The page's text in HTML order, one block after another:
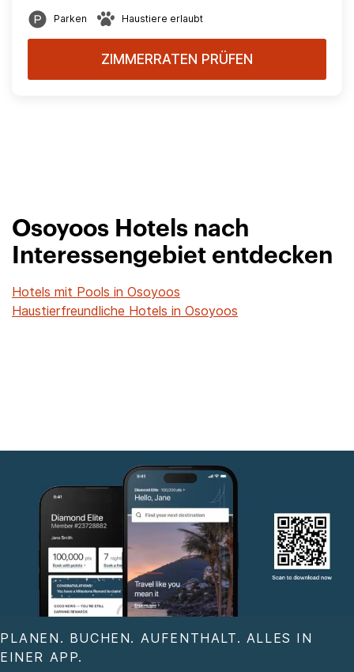
Parken Haustiere erlaubt
ZIMMERRATEN PRÜFEN
Osoyoos Hotels nach
Interessengebiet entdecken
Hotels mit Pools in Osoyoos
Haustierfreundliche Hotels in Osoyoos
PLANEN. BUCHEN. AUFENTHALT. ALLES IN
EINER APP.